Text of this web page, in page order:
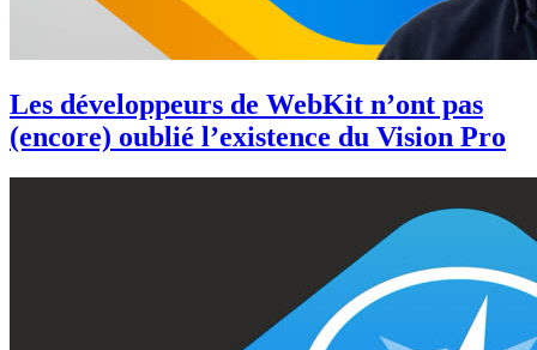
Les développeurs de WebKit n’ont pas
(encore) oublié l’existence du Vision Pro